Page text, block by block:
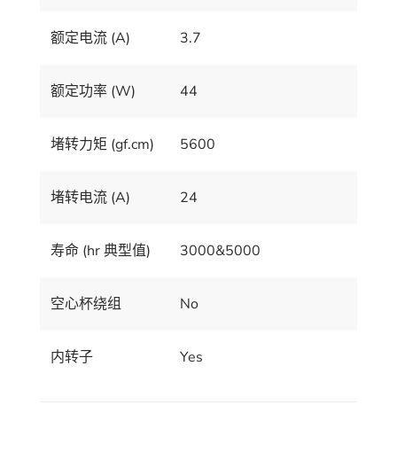
额定电流 (A) 3.7
额定功率 (W) 44
堵转力矩 (gf.cm) 5600
堵转电流 (A) 24
寿命 (hr 典型值) 3000&5000
空心杯绕组 No
内转子 Yes